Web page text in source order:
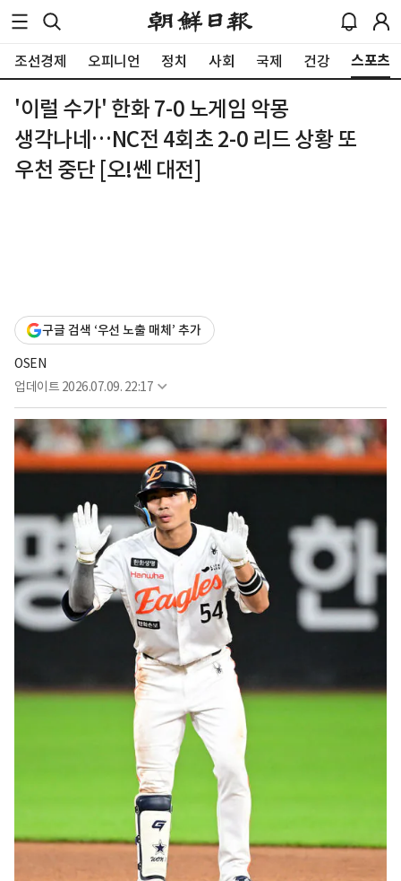
조선경제 오피니언 정치 사회 국제 건강 스포츠
'이럴 수가' 한화 7-0 노게임 악몽
생각나네…NC전 4회초 2-0 리드 상황 또
우천 중단 [오!쎈 대전]
구글 검색 ‘우선 노출 매체’ 추가
OSEN
업데이트 2026.07.09. 22:17